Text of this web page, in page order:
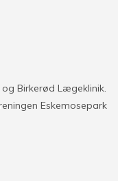
Birkerød Lægeklinik.
Eskemosepark